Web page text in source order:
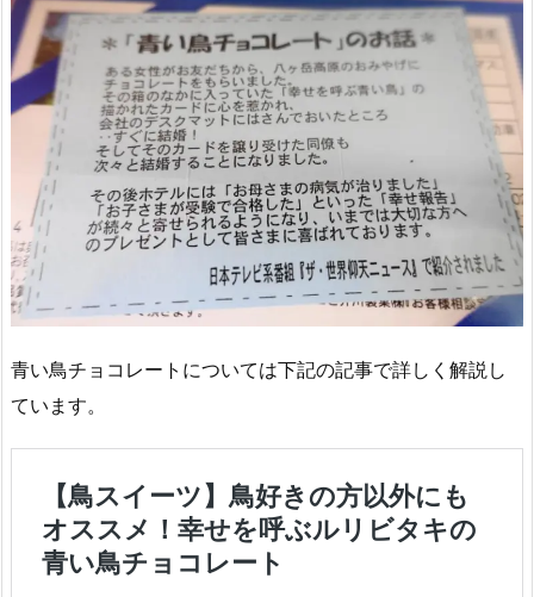
青い鳥チョコレートについては下記の記事で詳しく解説し
ています。